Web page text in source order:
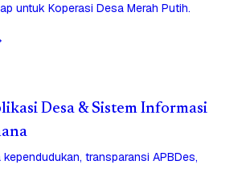
untuk Koperasi Desa Merah Putih.
Desa & Sistem Informasi
transparansi APBDes,